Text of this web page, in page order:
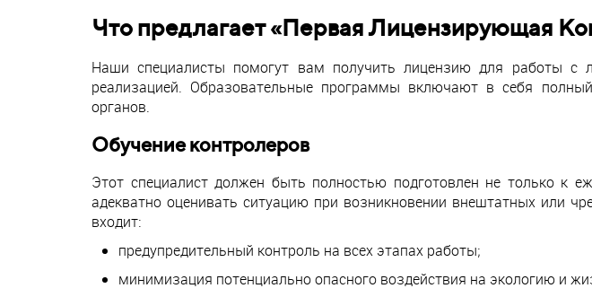
Что предлагает «Первая Лицензирующая
Наши специалисты помогут вам получить лицензию для работы с
реализацией. Образовательные программы включают в себя
органов.
Обучение контролеров
Этот специалист должен быть полностью подготовлен не только к
адекватно оценивать ситуацию при возникновении внештатных или
входит:
предупредительный контроль на всех этапах работы;
минимизация потенциально опасного воздействия на экологию и